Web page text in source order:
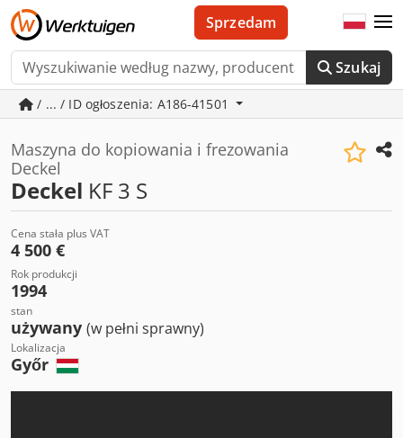
Szukaj
Sprzedam
/ ... / ID ogłoszenia: A186-41501
Maszyna do kopiowania i frezowania
Deckel
Deckel KF 3 S
Cena stała plus VAT
4 500 €
Rok produkcji
1994
stan
używany (w pełni sprawny)
Lokalizacja
Győr